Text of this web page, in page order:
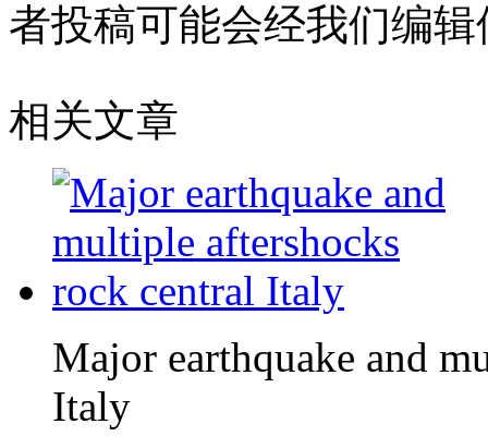
者投稿可能会经我们编
相关文章
Major earthquake and
Italy